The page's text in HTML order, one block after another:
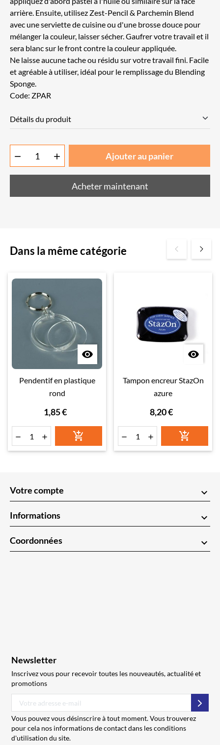
arrière. Ensuite, utilisez Zest-Pencil & Parchemin Blend
avec une serviette de cuisine ou d'une brosse douce pour
mélanger la couleur, laisser sécher. Gaufrer votre travail et il
sera blanc sur le front contre la couleur appliquée.
Ne laisse aucune tache ou résidu sur votre travail fini. Facile
et agréable à utiliser, idéal pour le remplissage du Blending
Sponge.
Code: ZPAR
Détails du produit
  Ajouter au panier
Acheter maintenant
Dans la même catégorie

Pendentif en plastique
rond
1,85 €
  

Tampon encreur StazOn
azure
8,20 €
  
Votre compte keyboard_arrow_down
Informations keyboard_arrow_down
Coordonnées keyboard_arrow_down
Newsletter
Inscrivez vous pour recevoir toutes les nouveautés, actualité et
promotions
Vous pouvez vous désinscrire à tout moment. Vous trouverez
pour cela nos informations de contact dans les conditions
d'utilisation du site.